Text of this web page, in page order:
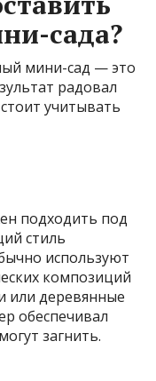
сада?
мини-сад — это
радовал
учитывать
подходить под
стиль
используют
композиций
или деревянные
обеспечивал
загнить.